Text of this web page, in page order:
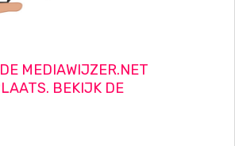
MEDIAWIJZER.NET
BEKIJK DE